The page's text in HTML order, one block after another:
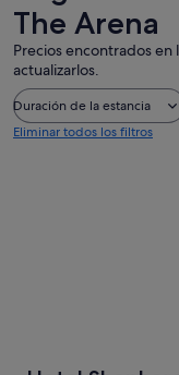
The Arena
Precios encontrados en
actualizarlos.
Duración de la estancia
Eliminar todos los filtros